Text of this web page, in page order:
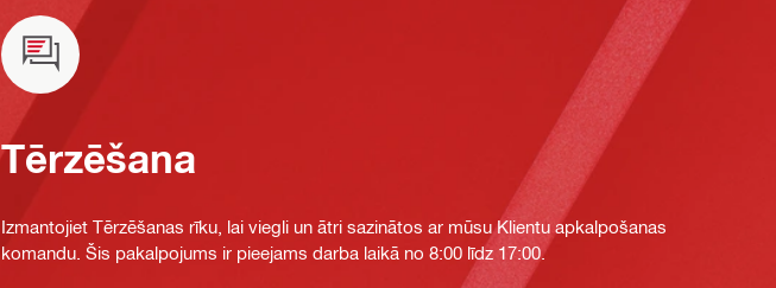
Tērzēšana
Izmantojiet Tērzēšanas rīku, lai viegli un ātri sazinātos ar mūsu Klientu apkalpošanas
komandu. Šis pakalpojums ir pieejams darba laikā no 8:00 līdz 17:00.